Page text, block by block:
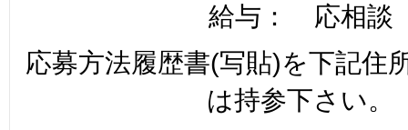
給与： 応相談
応募方法履歴書(写貼)を下記住
は持参下さい。